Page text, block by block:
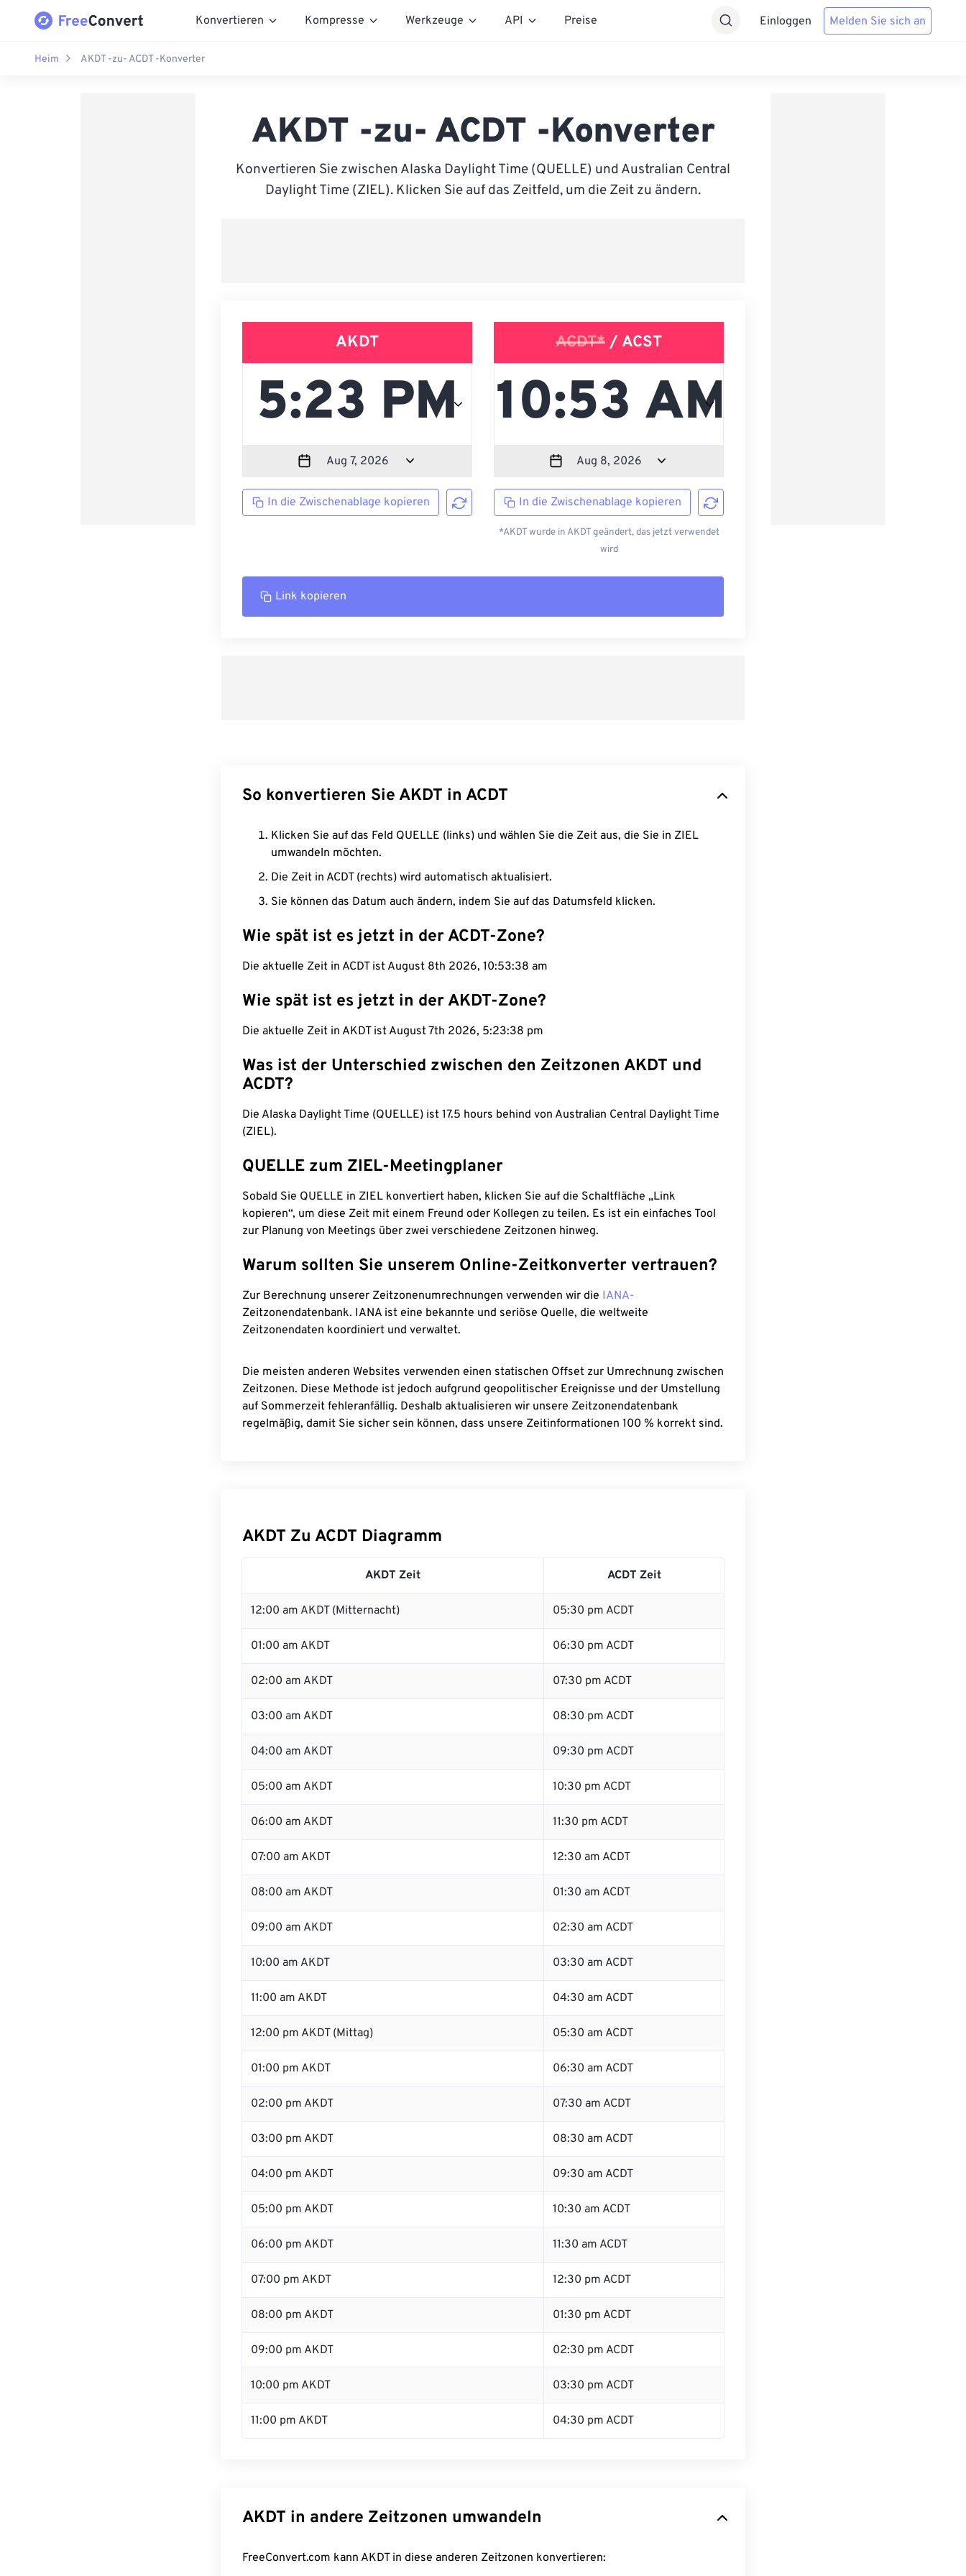
Konvertieren Kompresse Werkzeuge API Preise Einloggen Melden Sie sich an
Heim AKDT -zu- ACDT -Konverter
AKDT -zu- ACDT -Konverter
Konvertieren Sie zwischen Alaska Daylight Time (QUELLE) und Australian Central
Daylight Time (ZIEL). Klicken Sie auf das Zeitfeld, um die Zeit zu ändern.
AKDT
In die Zwischenablage kopieren
ACDT* / ACST
In die Zwischenablage kopieren
*AKDT wurde in AKDT geändert, das jetzt verwendet
wird
Link kopieren
So konvertieren Sie AKDT in ACDT
Klicken Sie auf das Feld QUELLE (links) und wählen Sie die Zeit aus, die Sie in ZIEL
umwandeln möchten.
Die Zeit in ACDT (rechts) wird automatisch aktualisiert.
Sie können das Datum auch ändern, indem Sie auf das Datumsfeld klicken.
Wie spät ist es jetzt in der ACDT-Zone?
Die aktuelle Zeit in ACDT ist August 8th 2026, 10:53:39 am
Wie spät ist es jetzt in der AKDT-Zone?
Die aktuelle Zeit in AKDT ist August 7th 2026, 5:23:39 pm
Was ist der Unterschied zwischen den Zeitzonen AKDT und
ACDT?
Die Alaska Daylight Time (QUELLE) ist 17.5 hours behind von Australian Central Daylight Time
(ZIEL).
QUELLE zum ZIEL-Meetingplaner
Sobald Sie QUELLE in ZIEL konvertiert haben, klicken Sie auf die Schaltfläche „Link
kopieren“, um diese Zeit mit einem Freund oder Kollegen zu teilen. Es ist ein einfaches Tool
zur Planung von Meetings über zwei verschiedene Zeitzonen hinweg.
Warum sollten Sie unserem Online-Zeitkonverter vertrauen?
Zur Berechnung unserer Zeitzonenumrechnungen verwenden wir die IANA-
Zeitzonendatenbank. IANA ist eine bekannte und seriöse Quelle, die weltweite
Zeitzonendaten koordiniert und verwaltet.
Die meisten anderen Websites verwenden einen statischen Offset zur Umrechnung zwischen
Zeitzonen. Diese Methode ist jedoch aufgrund geopolitischer Ereignisse und der Umstellung
auf Sommerzeit fehleranfällig. Deshalb aktualisieren wir unsere Zeitzonendatenbank
regelmäßig, damit Sie sicher sein können, dass unsere Zeitinformationen 100 % korrekt sind.
AKDT Zu ACDT Diagramm
AKDT Zeit ACDT Zeit
12:00 am AKDT (Mitternacht) 05:30 pm ACDT
01:00 am AKDT 06:30 pm ACDT
02:00 am AKDT 07:30 pm ACDT
03:00 am AKDT 08:30 pm ACDT
04:00 am AKDT 09:30 pm ACDT
05:00 am AKDT 10:30 pm ACDT
06:00 am AKDT 11:30 pm ACDT
07:00 am AKDT 12:30 am ACDT
08:00 am AKDT 01:30 am ACDT
09:00 am AKDT 02:30 am ACDT
10:00 am AKDT 03:30 am ACDT
11:00 am AKDT 04:30 am ACDT
12:00 pm AKDT (Mittag) 05:30 am ACDT
01:00 pm AKDT 06:30 am ACDT
02:00 pm AKDT 07:30 am ACDT
03:00 pm AKDT 08:30 am ACDT
04:00 pm AKDT 09:30 am ACDT
05:00 pm AKDT 10:30 am ACDT
06:00 pm AKDT 11:30 am ACDT
07:00 pm AKDT 12:30 pm ACDT
08:00 pm AKDT 01:30 pm ACDT
09:00 pm AKDT 02:30 pm ACDT
10:00 pm AKDT 03:30 pm ACDT
11:00 pm AKDT 04:30 pm ACDT
AKDT in andere Zeitzonen umwandeln
FreeConvert.com kann AKDT in diese anderen Zeitzonen konvertieren: